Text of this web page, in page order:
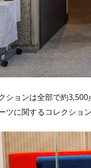
ションは全部で約
ツに関するコレクショ